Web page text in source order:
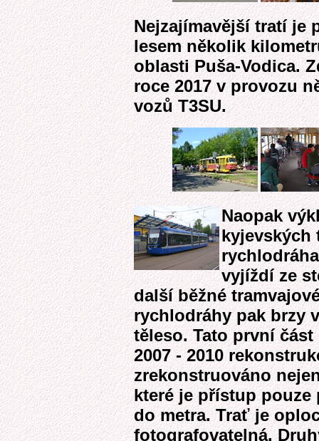
Nejzajímavější tratí je
lesem několik
oblasti Puša-Vodica.
roce 2017 v provozu
vozů T3SU.
Naopak
kyjevských
vyjíždí ze
další běžné
rychlodráhy pak brzy
těleso. Tato první
2007 - 2010
zrekonstruováno
které je přístup pouze
do metra. Trať je
fotografovatelná.